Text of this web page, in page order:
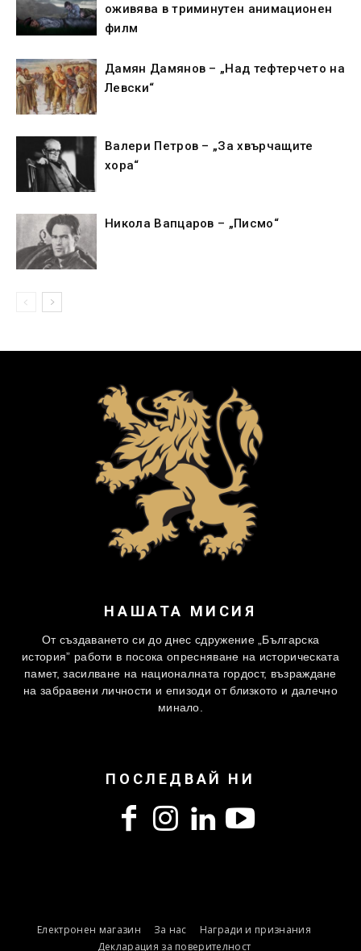
оживява в триминутен анимационен
филм
Дамян Дамянов – „Над тефтерчето на
Левски“
Валери Петров – „За хвърчащите
хора“
Никола Вапцаров – „Писмо“
НАШАТА МИСИЯ
От създаването си до днес сдружение „Българска
история” работи в посока опресняване на историческата
памет, засилване на националната гордост, възраждане
на забравени личности и епизоди от близкото и далечно
минало.
ПОСЛЕДВАЙ НИ
Електронен магазин За нас
Награди и признания
Декларация за поверителност